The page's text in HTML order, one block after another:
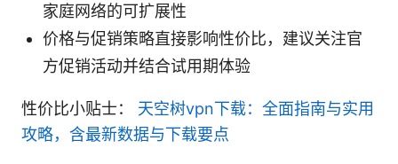
家庭网络的可扩展性
价格与促销策略直接影响性价比，建议关注官
方促销活动并结合试用期体验
性价比小贴士： 天空树vpn下载：全面指南与实用
攻略，含最新数据与下载要点